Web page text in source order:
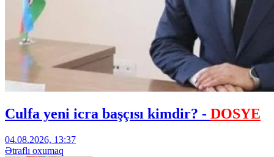
Culfa yeni icra başçısı kimdir? - DOSYE
04.08.2026, 13:37
Ətraflı oxumaq